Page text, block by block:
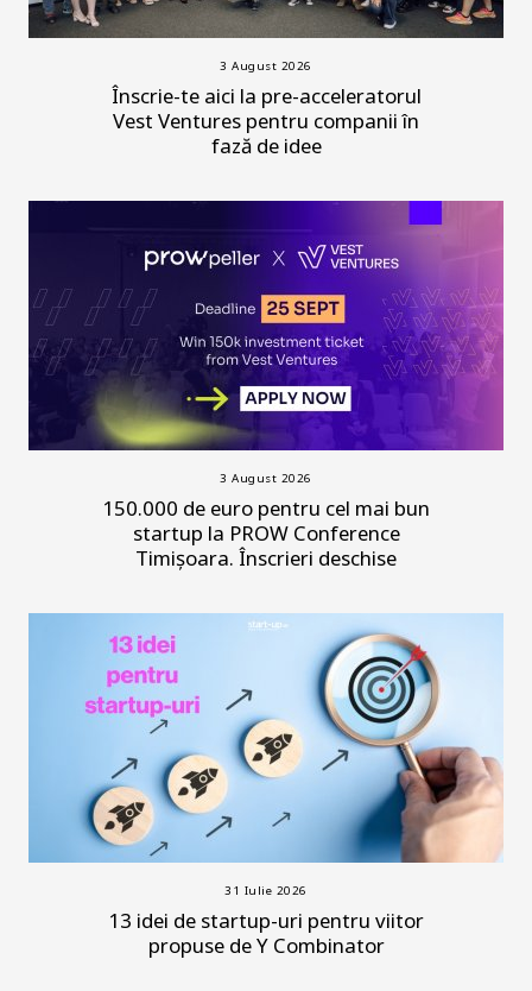
3 August 2026
Înscrie-te aici la pre-acceleratorul
Vest Ventures pentru companii în
fază de idee
3 August 2026
150.000 de euro pentru cel mai bun
startup la PROW Conference
Timișoara. Înscrieri deschise
31 Iulie 2026
13 idei de startup-uri pentru viitor
propuse de Y Combinator